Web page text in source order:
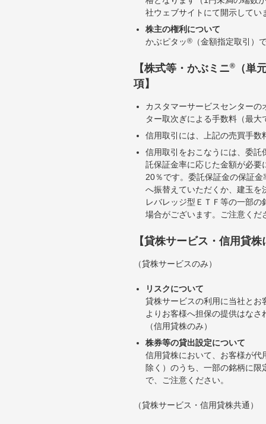
社ウェブサイトにて開示して
株主の権利について
かぶピタッ® （金額指定取引）
【株式等・かぶミニ®
（単
項】
カスタマーサービスセンター
ター取次ぎによる手数料（最
信用取引には、上記の売買手
信用取引をおこなうには、委
託保証金率に応じた金額が必
20％です。委託保証金の保証
へ振替えていただくか、建玉
レバレッジ型ＥＴＦ等の一部
場合がございます。ご注意くだ
【貸株サービス・信用貸
（貸株サービスのみ）
リスクについて
貸株サービスの利用に当社と
よりお客様へ担保の提供はな
（信用貸株のみ）
株券等の貸出設定について
信用貸株において、お客様が
除く）のうち、一部の銘柄に
で、ご注意ください。
（貸株サービス・信用貸株共通）